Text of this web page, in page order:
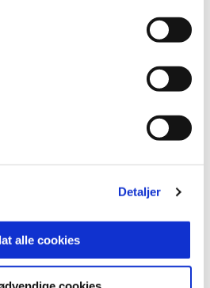
Detaljer
alle cookies
vei (som alltid), men
ut av KBK-ballongen, men
ble avgjørende nok en gang.